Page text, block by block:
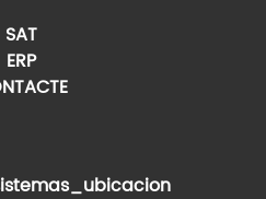
SAT
ERP